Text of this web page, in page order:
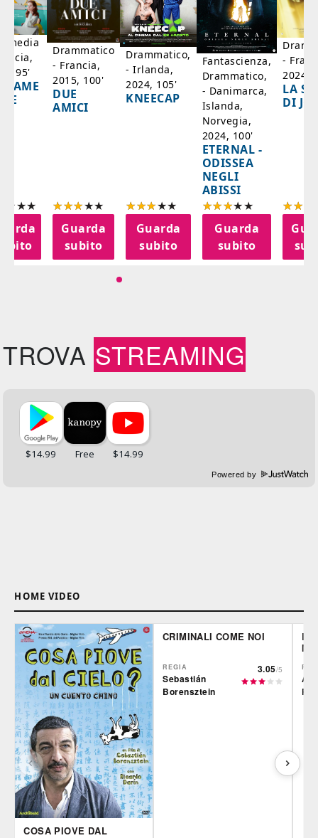
95'
Drammatico
- Francia,
2015, 100'
DUE
AMICI
Guarda
subito
Drammatico,
- Irlanda,
2024, 105'
KNEECAP
Guarda
subito
Fantascienza,
Drammatico,
- Danimarca,
Islanda,
Norvegia,
2024, 100'
ETERNAL -
ODISSEA
NEGLI
ABISSI
Guarda
subito
-
2024,
LA
DI
TROVA STREAMING
Powered by
HOME VIDEO
COSA PIOVE DAL
CRIMINALI COME NOI
REGIA
Sebastián
Borensztein
3.05/5
LE